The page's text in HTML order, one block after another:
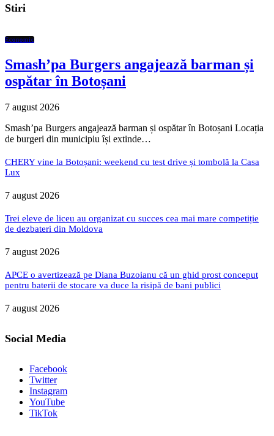
Stiri
Economic
Smash’pa Burgers angajează barman și
ospătar în Botoșani
7 august 2026
Smash’pa Burgers angajează barman și ospătar în Botoșani Locația
de burgeri din municipiu își extinde…
CHERY vine la Botoșani: weekend cu test drive și tombolă la Casa
Lux
7 august 2026
Trei eleve de liceu au organizat cu succes cea mai mare competiție
de dezbateri din Moldova
7 august 2026
APCE o avertizează pe Diana Buzoianu că un ghid prost conceput
pentru baterii de stocare va duce la risipă de bani publici
7 august 2026
Social Media
Facebook
Twitter
Instagram
YouTube
TikTok